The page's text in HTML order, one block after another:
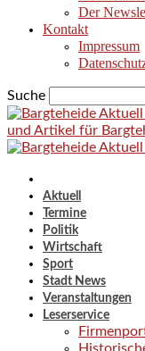
Der
Kontakt
Impressum
Suche
und Artikel für
Aktuell
Termine
Politik
Wirtschaft
Sport
Stadt News
Veranstaltungen
Leserservice